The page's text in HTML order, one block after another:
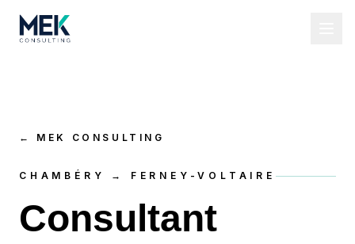
← MEK CONSULTING
CHAMBÉRY → FERNEY-VOLTAIRE
Consultant